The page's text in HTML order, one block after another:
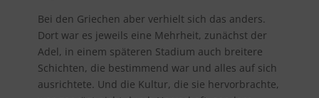
Bei den Griechen aber verhielt sich das anders.
Dort war es jeweils eine Mehrheit, zunächst der
Adel, in einem späteren Stadium auch breitere
Schichten, die bestimmend war und alles auf sich
ausrichtete. Und die Kultur, die sie hervorbrachte,